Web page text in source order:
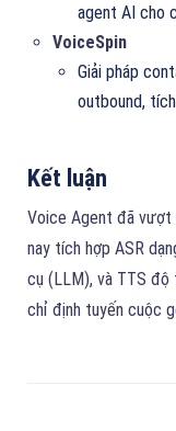
agent AI cho
VoiceSpin
Giải pháp
outbound,
Kết luận
Voice Agent đã vượt
nay tích hợp ASR
cụ (LLM), và TTS
chỉ định tuyến cuộc